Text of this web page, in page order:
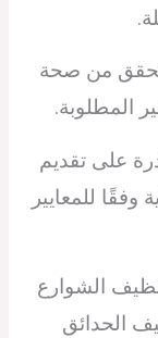
من صحة
المطلوبة.
على تقديم
للمعايير
الشوارع
الحدائق